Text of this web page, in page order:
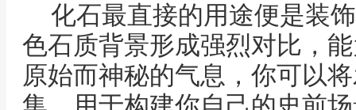
化石最直接的用途便是装
色石质背景形成强烈对比，
原始而神秘的气息，你可以